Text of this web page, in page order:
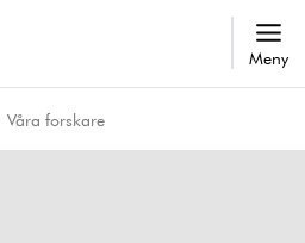
Meny
Våra forskare